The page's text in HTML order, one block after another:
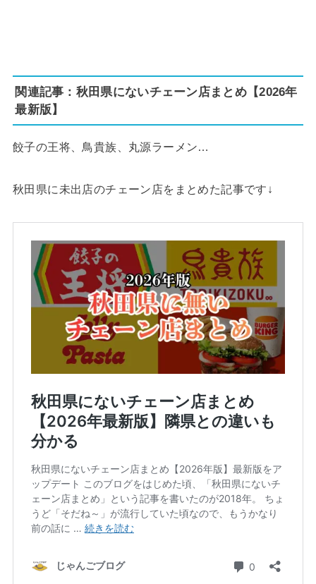
関連記事：秋田県にないチェーン店まとめ【2026年
最新版】
餃子の王将、鳥貴族、丸源ラーメン…
秋田県に未出店のチェーン店をまとめた記事です↓